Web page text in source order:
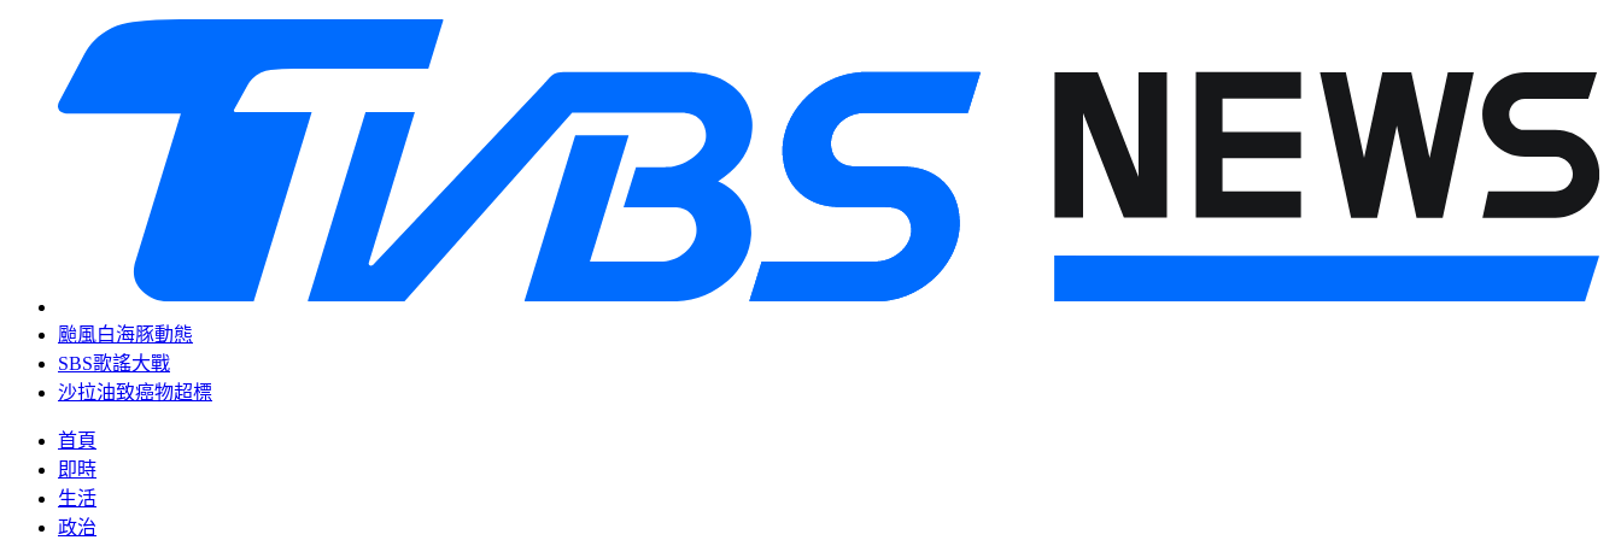
颱風白海豚動態
SBS歌謠大戰
沙拉油致癌物超標
首頁
即時
生活
政治